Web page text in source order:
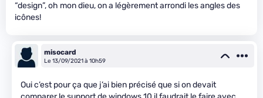
“design”, oh mon dieu, on a légèrement arrondi les angles des
icônes!
misocard
Le 13/09/2021 à 10h59
Oui c’est pour ça que j’ai bien précisé que si on devait